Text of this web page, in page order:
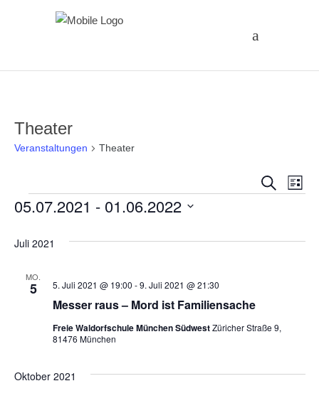
Theater
Veranstaltungen Theater
und
Suche
Liste
Veranstaltungen
05.07.2021 - 01.06.2022
wählen.
Juli 2021
MO.
5
Messer raus – Mord ist Familiensache
5. Juli 2021 @ 19:00 -9. Juli 2021 @ 21:30
Freie Waldorfschule München SüdwestZüricher Straße 9,
81476 München
Oktober 2021